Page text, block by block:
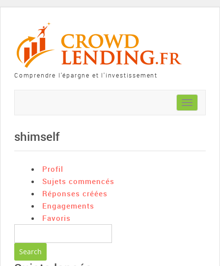
Comprendre l'épargne et l'investissement
Toggle
navigation
shimself
Profil
Sujets commencés
Réponses créées
Engagements
Favoris